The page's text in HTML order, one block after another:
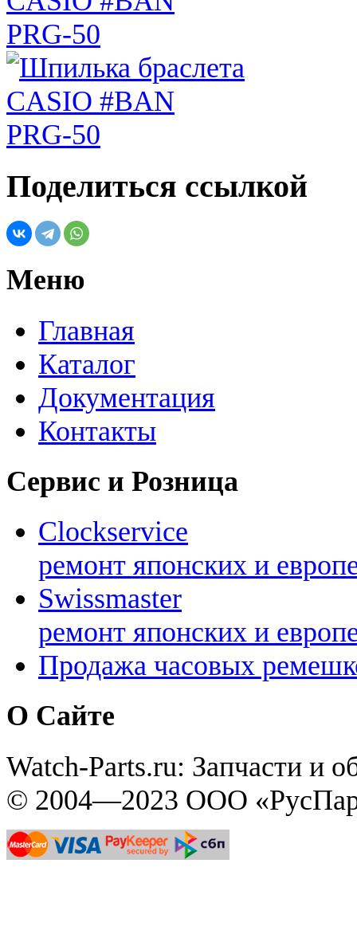
Поделиться ссылкой
Меню
Главная
Каталог
Документация
Контакты
Сервис и Розница
Clockservice
ремонт японских и
Swissmaster
ремонт японских и
Продажа часовых
О Сайте
Watch-Parts.ru: Запчасти и
© 2004—2023 ООО